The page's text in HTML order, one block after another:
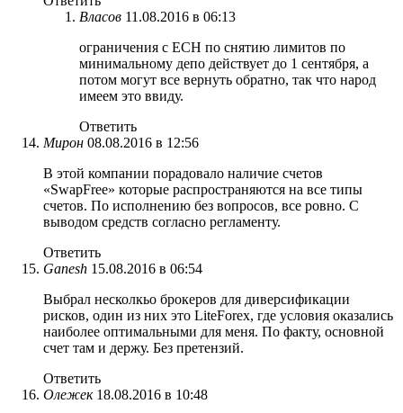
Власов 11.08.2016 в 06:13
ограничения с ЕСН по снятию лимитов по
минимальному депо действует до 1 сентября, а
потом могут все вернуть обратно, так что народ
имеем это ввиду.
Ответить
Мирон 08.08.2016 в 12:56
В этой компании порадовало наличие счетов
«SwapFree» которые распространяются на все типы
счетов. По исполнению без вопросов, все ровно. С
выводом средств согласно регламенту.
Ответить
Ganesh 15.08.2016 в 06:54
Выбрал несколкьо брокеров для диверсификации
рисков, один из них это LiteForex, где условия оказались
наиболее оптимальными для меня. По факту, основной
счет там и держу. Без претензий.
Ответить
Олежек 18.08.2016 в 10:48